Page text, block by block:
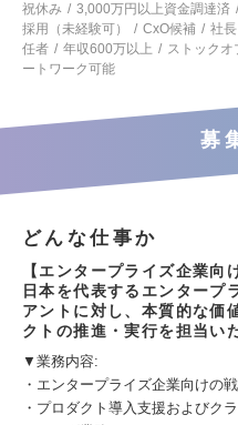
祝休み
3,000万円以上資金調達済
採用（未経験可）
CxO候補 社
任者
年収600万以上 ストックオ
ートワーク可能
募
どんな仕事か
【エンタープライズ企業向
日本を代表するエンタープ
アントに対し、本質的な価
クトの推進・実行を担当い
▼業務内容:
・エンタープライズ企業向けの
・プロダクト導入支援およびク